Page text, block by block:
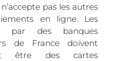
n’accepte pas les autres
en ligne. Les
par des banques
de France doivent
être des cartes